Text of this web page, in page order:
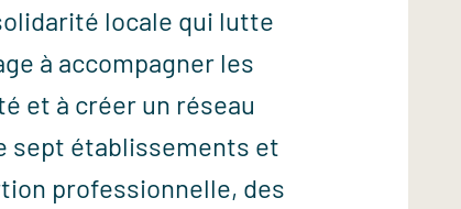
locale qui lutte
à accompagner les
et à créer un réseau
sept établissements et
professionnelle, des